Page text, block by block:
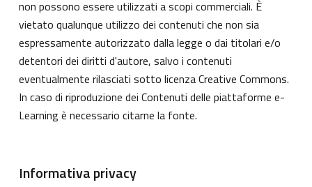
non possono essere utilizzati a scopi commerciali. È
vietato qualunque utilizzo dei contenuti che non sia
espressamente autorizzato dalla legge o dai titolari e/o
detentori dei diritti d'autore, salvo i contenuti
eventualmente rilasciati sotto licenza Creative Commons.
In caso di riproduzione dei Contenuti delle piattaforme e-
Learning è necessario citarne la fonte.
Informativa privacy